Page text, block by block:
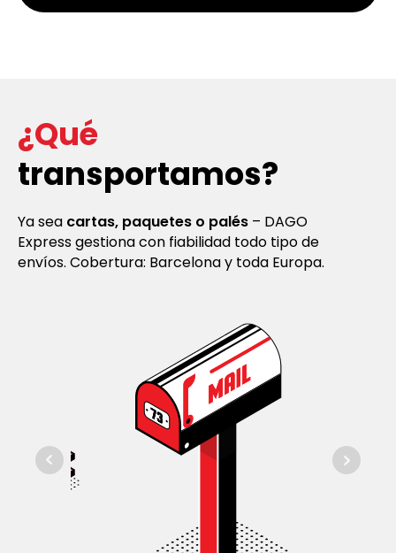
¿Qué
transportamos?
Ya sea cartas, paquetes o palés – DAGO
Express gestiona con fiabilidad todo tipo de
envíos. Cobertura: Barcelona y toda Europa.